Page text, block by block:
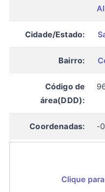
Cidade/Estado:
Bairro:
Código de
área(DDD):
Coordenadas: -
Clique